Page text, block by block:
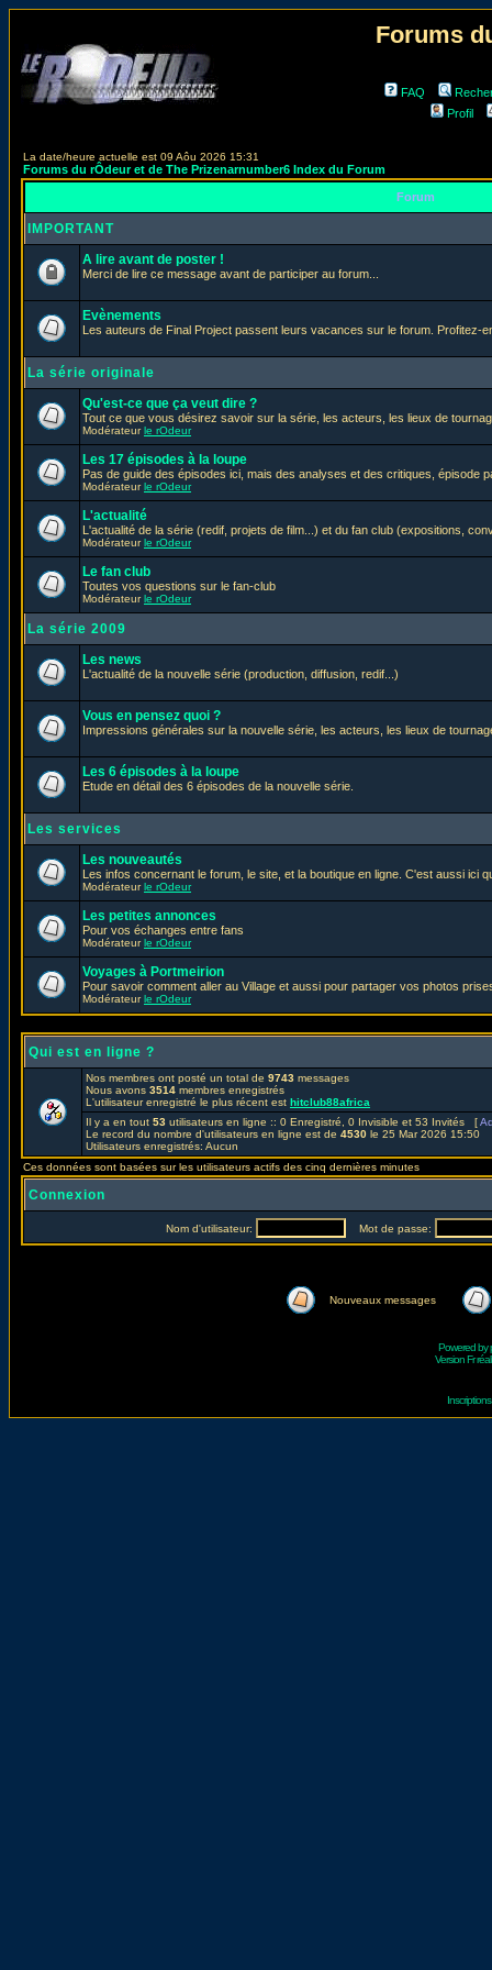
Forums
FAQ
Profil
La date/heure actuelle est 09 Aôu 2026 15:31
Forums du rÔdeur et de The Prizenarnumber6 Index du Forum
Forum
IMPORTANT
A lire avant de poster !
Merci de lire ce message avant de participer au forum...
Evènements
Les auteurs de Final Project passent leurs vacances sur le forum. Profitez-
La série originale
Qu'est-ce que ça veut dire ?
Tout ce que vous désirez savoir sur la série, les acteurs, les lieux de
Modérateurle rOdeur
Les 17 épisodes à la loupe
Pas de guide des épisodes ici, mais des analyses et des critiques, épisode
Modérateurle rOdeur
L'actualité
L'actualité de la série (redif, projets de film...) et du fan club (expositions,
Modérateurle rOdeur
Le fan club
Toutes vos questions sur le fan-club
Modérateurle rOdeur
La série 2009
Les news
L'actualité de la nouvelle série (production, diffusion, redif...)
Vous en pensez quoi ?
Impressions générales sur la nouvelle série, les acteurs, les lieux de
Les 6 épisodes à la loupe
Etude en détail des 6 épisodes de la nouvelle série.
Les services
Les nouveautés
Les infos concernant le forum, le site, et la boutique en ligne. C'est aussi ici
Modérateurle rOdeur
Les petites annonces
Pour vos échanges entre fans
Modérateurle rOdeur
Voyages à Portmeirion
Pour savoir comment aller au Village et aussi pour partager vos photos
Modérateurle rOdeur
Qui est en ligne ?
Nos membres ont posté un total de 9743 messages
Nous avons 3514 membres enregistrés
L'utilisateur enregistré le plus récent est hitclub88africa
Il y a en tout 53 utilisateurs en ligne :: 0 Enregistré, 0 Invisible et 53 Invités [
Le record du nombre d'utilisateurs en ligne est de 4530 le 25 Mar 2026 15:50
Utilisateurs enregistrés: Aucun
Ces données sont basées sur les utilisateurs actifs des cinq dernières minutes
Connexion
Nom d'utilisateur: Mot de passe:
Nouveaux messages
Powered by
Version Fr